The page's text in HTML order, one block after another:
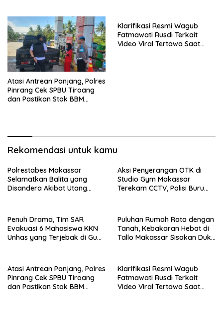
Atasi Antrean Panjang, Polres
Pinrang Cek SPBU Tiroang
dan Pastikan Stok BBM
Klarifikasi Resmi Wagub
Fatmawati Rusdi Terkait
Video Viral Tertawa Saat
Rekomendasi untuk kamu
Polrestabes Makassar
Selamatkan Balita yang
Disandera Akibat Utang
Aksi Penyerangan OTK di
Studio Gym Makassar
Terekam CCTV, Polisi Buru
Penuh Drama, Tim SAR
Evakuasi 6 Mahasiswa KKN
Unhas yang Terjebak di Gua
Puluhan Rumah Rata dengan
Tanah, Kebakaran Hebat di
Tallo Makassar Sisakan Duka
Atasi Antrean Panjang, Polres
Pinrang Cek SPBU Tiroang
dan Pastikan Stok BBM
Klarifikasi Resmi Wagub
Fatmawati Rusdi Terkait
Video Viral Tertawa Saat